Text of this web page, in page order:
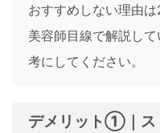
おすすめしない理由は
美容師目線で解説し
考にしてください。
デメリット①｜ス